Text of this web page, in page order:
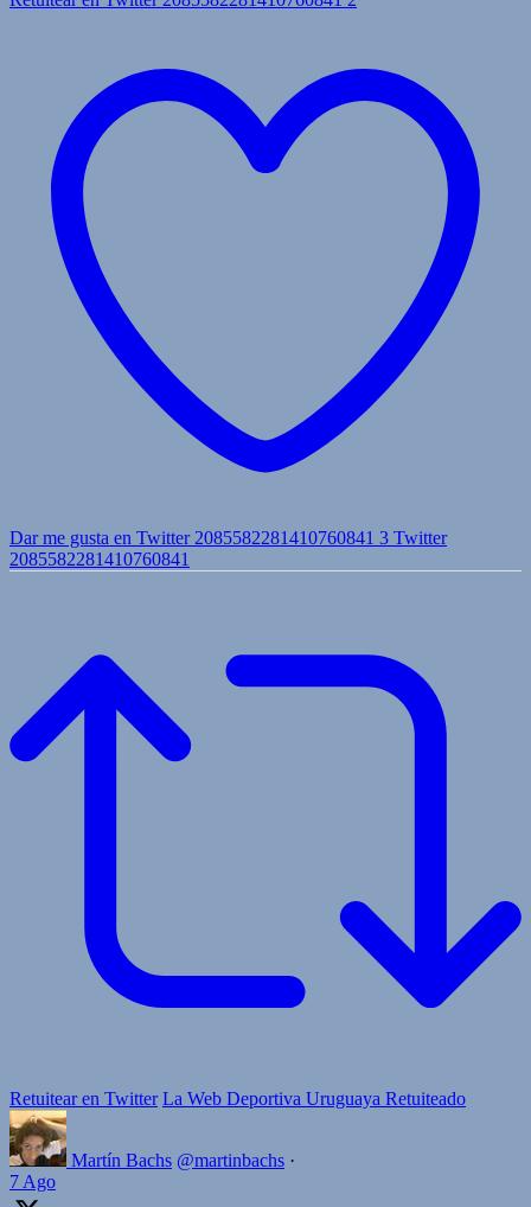
Dar me gusta en Twitter 2085582281410760841 3 Twitter
2085582281410760841
Retuitear en Twitter La Web Deportiva Uruguaya Retuiteado
Martín Bachs @martinbachs ·
7 Ago